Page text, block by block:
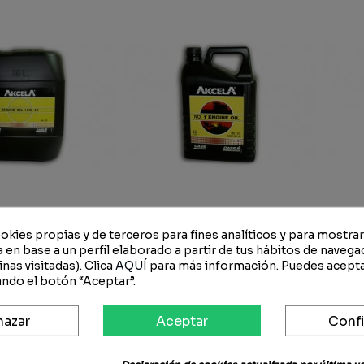
Case IH Akcela
15W-40 (1722)
MS 1120 20 L
Aceite Motor Case IH Akcela
NO. 1 Engine Oil 15W-40
L
propias y de terceros para fines analíticos y para
en base a un perfil elaborado a partir de tus hábitos de
visitadas). Clica AQUÍ para más información. Puedes
el botón “Aceptar”.
Aceptar